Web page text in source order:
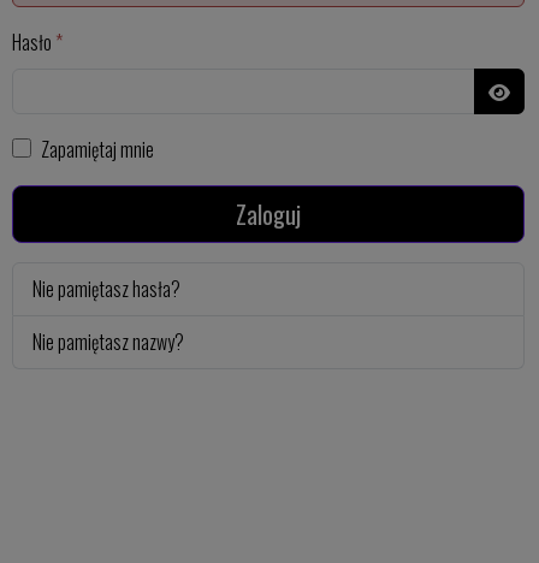
Hasło *
Zapamiętaj mnie
Zaloguj
Nie pamiętasz hasła?
Nie pamiętasz nazwy?